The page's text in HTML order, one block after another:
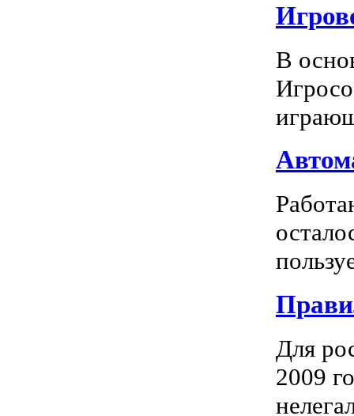
В
Для
2009